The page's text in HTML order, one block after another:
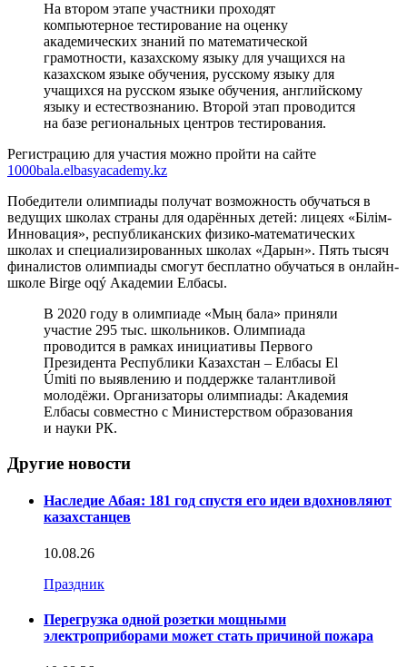
На втором этапе участники проходят
компьютерное тестирование на оценку
академических знаний по математической
грамотности, казахскому языку для учащихся на
казахском языке обучения, русскому языку для
учащихся на русском языке обучения, английскому
языку и естествознанию. Второй этап проводится
на базе региональных центров тестирования.
Регистрацию для участия можно пройти на сайте
1000bala.elbasyacademy.kz
Победители олимпиады получат возможность обучаться в
ведущих школах страны для одарённых детей: лицеях «Білім-
Инновация», республиканских физико-математических
школах и специализированных школах «Дарын». Пять тысяч
финалистов олимпиады смогут бесплатно обучаться в онлайн-
школе Birge oqý Академии Елбасы.
В 2020 году в олимпиаде «Мың бала» приняли
участие 295 тыс. школьников. Олимпиада
проводится в рамках инициативы Первого
Президента Республики Казахстан – Елбасы El
Úmiti по выявлению и поддержке талантливой
молодёжи. Организаторы олимпиады: Академия
Елбасы совместно с Министерством образования
и науки РК.
Другие новости
Наследие Абая: 181 год спустя его идеи вдохновляют
казахстанцев
10.08.26
Праздник
Перегрузка одной розетки мощными
электроприборами может стать причиной пожара